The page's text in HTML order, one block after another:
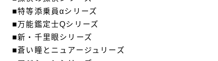
■特等添乗員αシリーズ
■万能鑑定士Qシリーズ
■新・千里眼シリーズ
■蒼い瞳とニュアージュリーズ